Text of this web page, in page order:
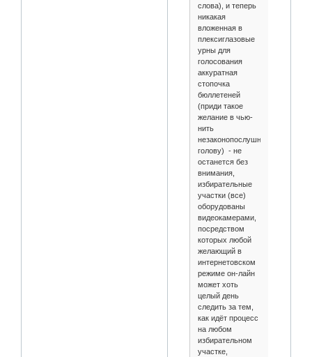
слова), и теперь
никакая
вложенная в
плексиглазовые
урны для
голосования
аккуратная
стопочка
бюллетеней
(приди такое
желание в чью-
нить
незаконопослушную
голову) - не
останется без
внимания,
избирательные
участки (все)
оборудованы
видеокамерами,
посредством
которых любой
желающий в
интернетовском
режиме он-лайн
может хоть
целый день
следить за тем,
как идёт процесс
на любом
избирательном
участке,